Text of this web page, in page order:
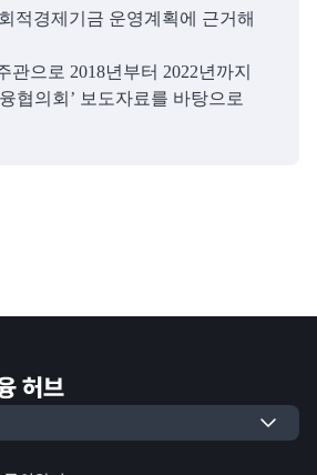
적경제기금 운영계획에 근거해
관으로 2018년부터 2022년까지
협의회’ 보도자료를 바탕으로